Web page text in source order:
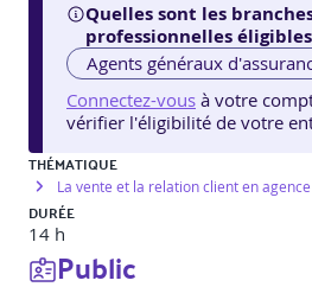
Quelles sont les
professionnelles
Agents généraux
Connectez-vous à votre
vérifier l'éligibilité de votre
THÉMATIQUE
La vente et la relation client en agence
DURÉE
14 h
Public